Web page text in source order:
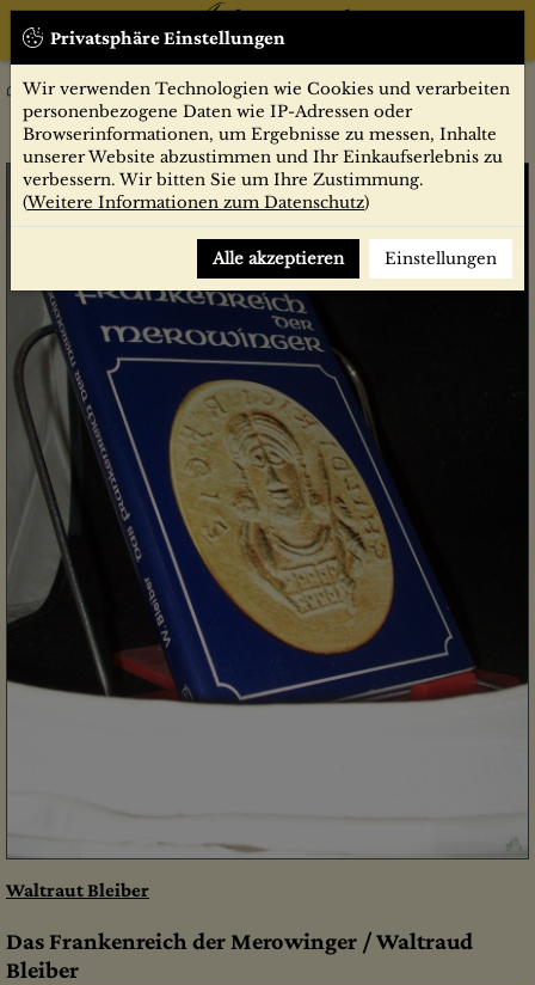
Privatsphäre Einstellungen
Wir verwenden Technologien wie Cookies und verarbeiten
personenbezogene Daten wie IP-Adressen oder
Browserinformationen, um Ergebnisse zu messen, Inhalte
unserer Website abzustimmen und Ihr Einkaufserlebnis zu
verbessern. Wir bitten Sie um Ihre Zustimmung.
(Weitere Informationen zum Datenschutz)
Alle akzeptieren Einstellungen
Sachbücher
Das Frankenreich der Merowinger / Waltraud Bleiber
Waltraut Bleiber
Das Frankenreich der Merowinger / Waltraud
Bleiber